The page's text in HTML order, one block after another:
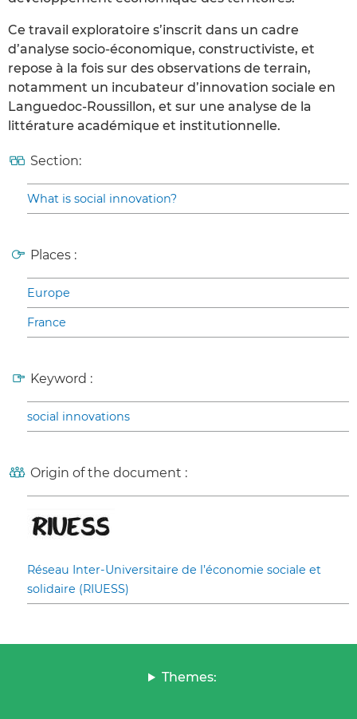
Ce travail exploratoire s’inscrit dans un cadre
d’analyse socio-économique, constructiviste, et
repose à la fois sur des observations de terrain,
notamment un incubateur d’innovation sociale en
Languedoc-Roussillon, et sur une analyse de la
littérature académique et institutionnelle.
Section:
What is social innovation?
Places :
Europe
France
Keyword :
social innovations
Origin of the document :
Réseau Inter-Universitaire de l’économie sociale et
solidaire (RIUESS)
Themes: